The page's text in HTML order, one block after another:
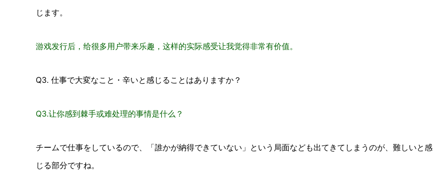
じます。
游戏发行后，给很多用户带来乐趣，这样的实际感受让我觉得非常有价值。
Q3. 仕事で大変なこと・辛いと感じることはありますか？
Q3.让你感到棘手或难处理的事情是什么？
チームで仕事をしているので、「誰かが納得できていない」という局面なども出てきてしまうのが、難しいと感
じる部分ですね。